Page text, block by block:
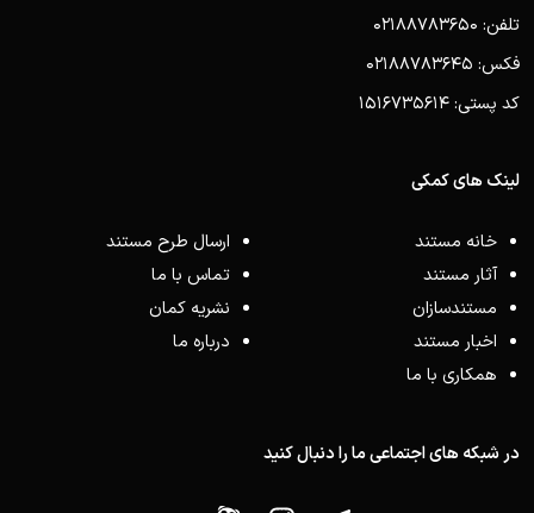
تلفن: 02188783650
فکس: 02188783645
کد پستی: 1516735614
لینک های کمکی
خانه مستند
آثار مستند
مستندسازان
اخبار مستند
همکاری با ما
ارسال طرح مستند
تماس با ما
نشریه کمان
درباره ما
در شبکه های اجتماعی ما را دنبال کنید